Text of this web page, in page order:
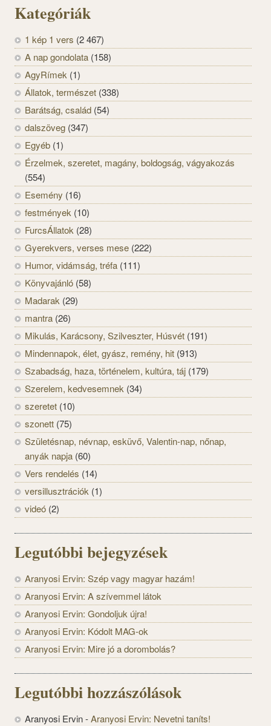
Kategóriák
1 kép 1 vers (2 467)
A nap gondolata (158)
AgyRímek (1)
Állatok, természet (338)
Barátság, család (54)
dalszöveg (347)
Egyéb (1)
Érzelmek, szeretet, magány, boldogság, vágyakozás
(554)
Esemény (16)
festmények (10)
FurcsÁllatok (28)
Gyerekvers, verses mese (222)
Humor, vidámság, tréfa (111)
Könyvajánló (58)
Madarak (29)
mantra (26)
Mikulás, Karácsony, Szilveszter, Húsvét (191)
Mindennapok, élet, gyász, remény, hit (913)
Szabadság, haza, történelem, kultúra, táj (179)
Szerelem, kedvesemnek (34)
szeretet (10)
szonett (75)
Születésnap, névnap, esküvő, Valentin-nap, nőnap,
anyák napja (60)
Vers rendelés (14)
versillusztrációk (1)
videó (2)
Legutóbbi bejegyzések
Aranyosi Ervin: Szép vagy magyar hazám!
Aranyosi Ervin: A szívemmel látok
Aranyosi Ervin: Gondoljuk újra!
Aranyosi Ervin: Kódolt MAG-ok
Aranyosi Ervin: Mire jó a dorombolás?
Legutóbbi hozzászólások
Aranyosi Ervin-Aranyosi Ervin: Nevetni taníts!